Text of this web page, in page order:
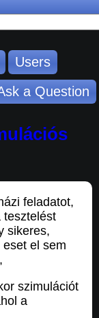
Users
a Question
feladatot,
tesztelést
sikeres,
el sem
szimulációt
a